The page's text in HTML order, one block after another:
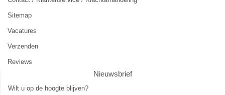
Sitemap
Vacatures
Verzenden
Reviews
Nieuwsbrief
Wilt u op de hoogte blijven?